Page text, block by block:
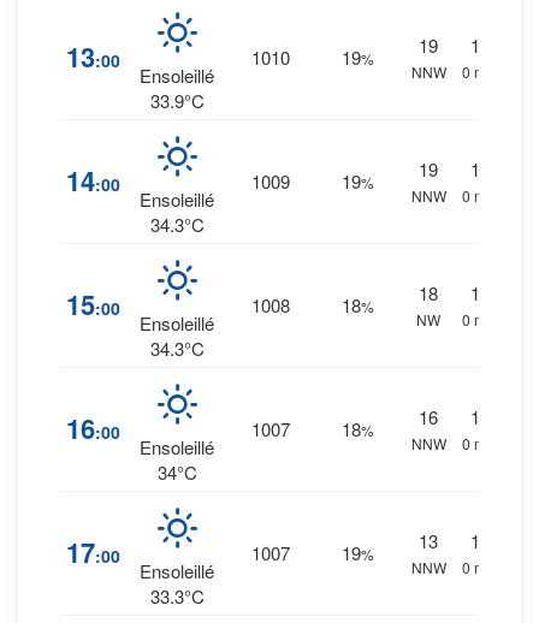
13:00
Ensoleillé
33.9°C
1010 19%
19
NNW
1
0 mm.
14:00
Ensoleillé
34.3°C
1009 19%
19
NNW
1
0 mm.
15:00
Ensoleillé
34.3°C
1008 18%
18
NW
1
0 mm.
16:00
Ensoleillé
34°C
1007 18%
16
NNW
1
0 mm.
17:00
Ensoleillé
33.3°C
1007 19%
13
NNW
1
0 mm.